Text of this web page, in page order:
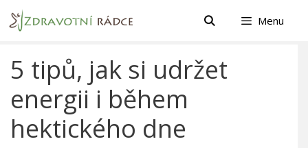
Přeskočit
na
Menu
5 tipů, jak si udržet
energii i během
hektického dne